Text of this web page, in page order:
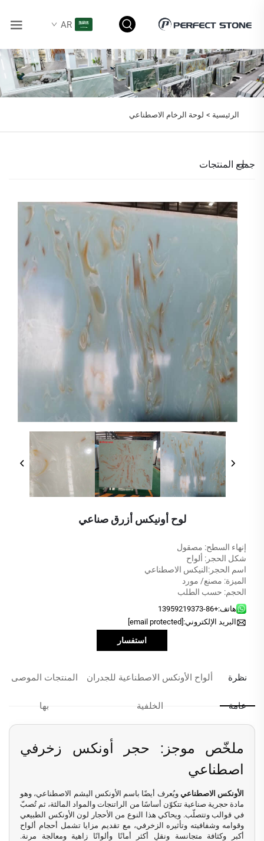
AR
الرئيسية > لوحة الرخام الاصطناعي
جميع المنتجات
لوح أونيكس أزرق صناعي
إنهاء السطح: مصقول
شكل الحجر: ألواح
اسم الحجر:النيكس الاصطناعي
الميزة: مصنع/ مورد
الحجم: حسب الطلب
هاتف:+86-13959219373
البريد الإلكتروني:[email protected]
استفسار
نظرة
عامة
ألواح الأونكس الاصطناعية للجدران
الخلفية
المنتجات الموصى
بها
ملخّص موجز: حجر أونكس زخرفي
اصطناعي
الأونكس الاصطناعيويُعرف أيضًا باسم الأونكس اليشم الاصطناعي، وهو
مادة حجرية صناعية تتكوّن أساسًا من الراتنجات والمواد المالئة، ثم تُصبّ
في قوالب وتتصلّب. ويحاكي هذا النوع من الأحجار لون الأونكس الطبيعي
وقوامه وشفافيته وتأثيره الزخرفي، مع تقديم مزايا تشمل أحجام ألواح
أكبر وكثافة متجانسة ونقلٍ أكثر أمانًا وألوانًا زاهية ومعالجة مرنة.